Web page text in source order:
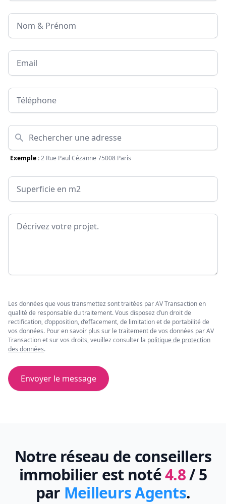
Nom & Prénom
Email
Téléphone
Adresse
Exemple :2 Rue Paul Cézanne 75008 Paris
Surface
Message
Les données que vous transmettez sont traitées par AV Transaction en
qualité de responsable du traitement. Vous disposez d’un droit de
rectification, d’opposition, d’effacement, de limitation et de portabilité de
vos données. Pour en savoir plus sur le traitement de vos données par AV
Transaction et sur vos droits, veuillez consulter la politique de protection
des données.
Envoyer le message
Notre réseau de conseillers
immobilier est noté4.8/ 5
par Meilleurs Agents.